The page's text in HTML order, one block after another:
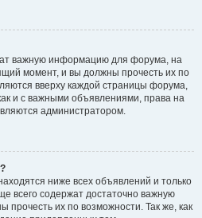
важную информацию для форума, на
момент, и вы должны прочесть их по
вверху каждой страницы форума,
и с важными объявлениями, права на
администратором.
ниже всех объявлений и только
всего содержат достаточно важную
их по возможности. Так же, как